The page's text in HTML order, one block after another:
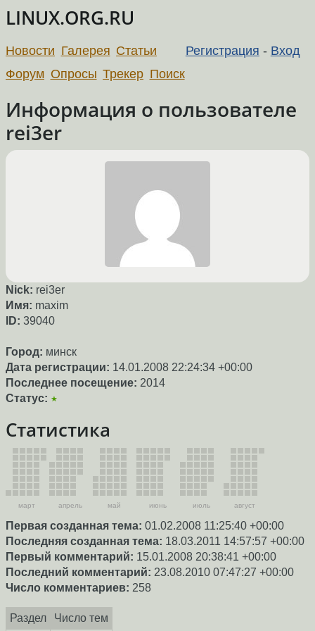
LINUX.ORG.RU
Регистрация - Вход
Новости Галерея Статьи
Форум Опросы Трекер Поиск
Информация о пользователе
rei3er
Nick: rei3er
Имя: maxim
ID: 39040
Город: минск
Дата регистрации: 14.01.2008 22:24:34 +00:00
Последнее посещение: 2014
Статус: ★
Статистика
март апрель май июнь июль август
Первая созданная тема: 01.02.2008 11:25:40 +00:00
Последняя созданная тема: 18.03.2011 14:57:57 +00:00
Первый комментарий: 15.01.2008 20:38:41 +00:00
Последний комментарий: 23.08.2010 07:47:27 +00:00
Число комментариев: 258
Раздел Число тем